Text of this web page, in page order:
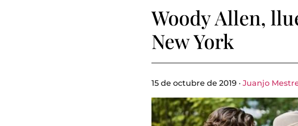
Woody Allen,
New York
15 de octubre de 2019 · Juanjo